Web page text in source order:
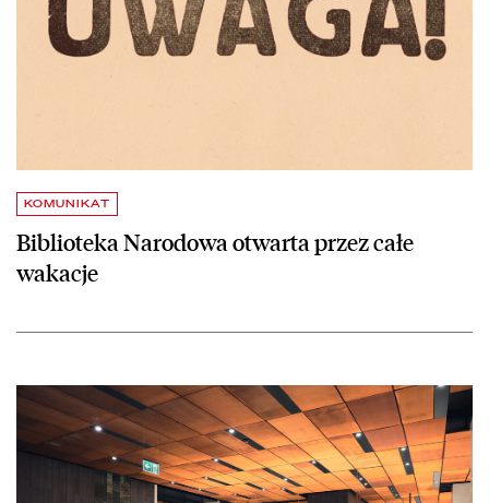
KOMUNIKAT
Biblioteka Narodowa otwarta przez całe
wakacje
czytaj więcej o 2 maja BN jest otwarta